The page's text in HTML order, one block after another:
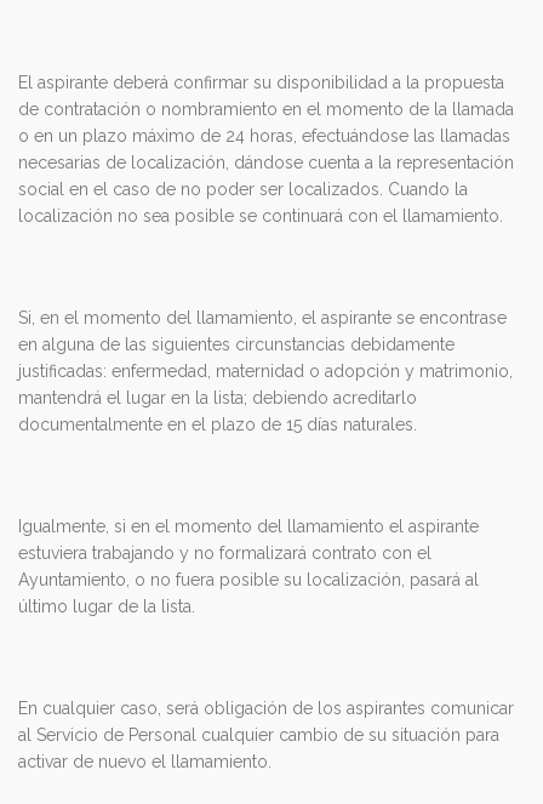
El aspirante deberá confirmar su disponibilidad a la propuesta
de contratación o nombramiento en el momento de la llamada
o en un plazo máximo de 24 horas, efectuándose las llamadas
necesarias de localización, dándose cuenta a la representación
social en el caso de no poder ser localizados. Cuando la
localización no sea posible se continuará con el llamamiento.
Si, en el momento del llamamiento, el aspirante se encontrase
en alguna de las siguientes circunstancias debidamente
justificadas: enfermedad, maternidad o adopción y matrimonio,
mantendrá el lugar en la lista; debiendo acreditarlo
documentalmente en el plazo de 15 días naturales.
Igualmente, si en el momento del llamamiento el aspirante
estuviera trabajando y no formalizará contrato con el
Ayuntamiento, o no fuera posible su localización, pasará al
último lugar de la lista.
En cualquier caso, será obligación de los aspirantes comunicar
al Servicio de Personal cualquier cambio de su situación para
activar de nuevo el llamamiento.